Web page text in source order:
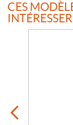
CES
INTÉRESSER